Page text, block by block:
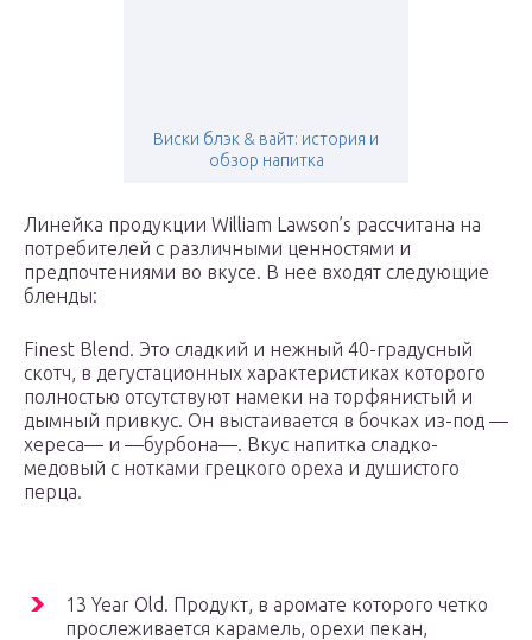
Виски блэк & вайт: история и
обзор напитка
Линейка продукции William Lawson’s рассчитана на
потребителей с различными ценностями и
предпочтениями во вкусе. В нее входят следующие
бленды:
Finest Blend. Это сладкий и нежный 40-градусный
скотч, в дегустационных характеристиках которого
полностью отсутствуют намеки на торфянистый и
дымный привкус. Он выстаивается в бочках из-под —
хереса— и —бурбона—. Вкус напитка сладко-
медовый с нотками грецкого ореха и душистого
перца.
13 Year Old. Продукт, в аромате которого четко
прослеживается карамель, орехи пекан,